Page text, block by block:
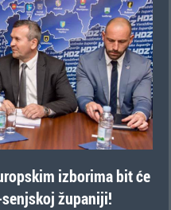
izborima bit će
županiji!